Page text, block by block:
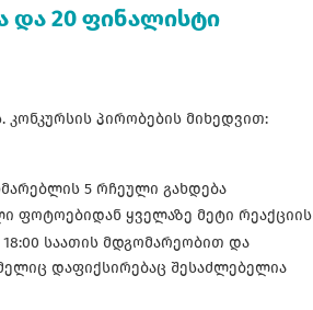
და 20 ფინალისტი
კონკურსის პირობების მიხედვით:
5 რჩეული გახდება
ფოტოებიდან ყველაზე მეტი რეაქციის
საათის მდგომარეობით და
დაფიქსირებაც შესაძლებელია